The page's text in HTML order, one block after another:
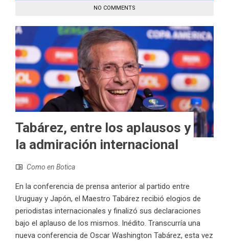
NO COMMENTS
Tabárez, entre los aplausos y
la admiración internacional
Como en Botica
En la conferencia de prensa anterior al partido entre
Uruguay y Japón, el Maestro Tabárez recibió elogios de
periodistas internacionales y finalizó sus declaraciones
bajo el aplauso de los mismos. Inédito. Transcurría una
nueva conferencia de Oscar Washington Tabárez, esta vez